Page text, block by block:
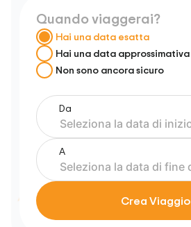
Quando viaggerai?
Hai una data esatta
Hai una data approssimativa
Non sono ancora sicuro
Da
A
Crea Viaggio